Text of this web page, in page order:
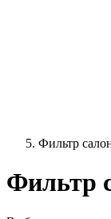
Фильтр
Фильтр